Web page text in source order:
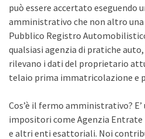
può essere accertato eseguendo
amministrativo che non altro una
Pubblico Registro
qualsiasi agenzia di pratiche
rilevano i dati del proprietario
telaio prima immatricolazione e
Cos’è il fermo amministrativo?
impositori come Agenzia Entrate
e altri enti esattoriali. Noi